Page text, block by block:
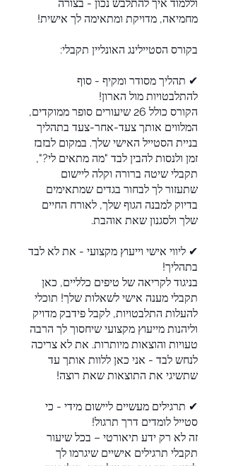
וללמוד איך להתלבש נכון - בצורה
✔ תהליך מסודר ומקיף - סוף
הקורס כולל 26 שיעורים סופר ממוקדים,
המלווים אותך צעד-אחר-צעד בתהליך
בניית הסטייל האישי שלך. במקום לבזבז
זמן ולנסות להבין לבד "מה מתאים לי?",
תקבלי שיטה ברורה וקלה ליישום
שתעזור לך לבחור בגדים שמתאימים
בדיוק למבנה הגוף שלך, לאורח החיים
✔ ליווי אישי וייעוץ מקצועי - את לא לבד
בניגוד לקריאה של טיפים כלליים, כאן
תקבלי מענה אישי לשאלות שלך! תוכלי
להעלות התלבטויות, לקבל פידבק מדויק
וליהנות מייעוץ מקצועי שיחסוך לך הרבה
טעויות והוצאות מיותרות. את לא צריכה
לנחש לבד - אני כאן ללוות אותך עד
✔ תרגילים מעשיים ליישום מידי - כי
זה לא רק ידע תיאורטי – בכל שיעור
תקבלי תרגילים אישיים שיגרמו לך